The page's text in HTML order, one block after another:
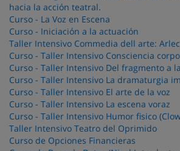
hacia la acción teatral.
Curso - La Voz en Escena
Curso - Iniciación a la actuación
Taller Intensivo Commedia dell arte:
Curso - Taller Intensivo Consciencia
Curso - Taller Intensivo Del fragmento a
Curso - Taller Intensivo La dramaturgia
Curso - Taller Intensivo El arte de la voz
Curso - Taller Intensivo La escena voraz
Curso - Taller Intensivo Humor fisico
Taller Intensivo Teatro del Oprimido
Curso de Opciones Financieras